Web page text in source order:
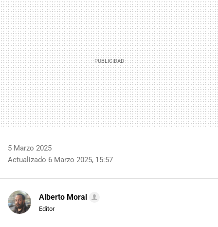
MAIL
5 Marzo 2025
Actualizado 6 Marzo 2025, 15:57
Alberto Moral
Editor